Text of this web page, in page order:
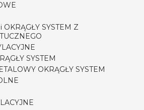
OKRĄGŁY SYSTEM Z
SYSTEM
OKRĄGŁY SYSTEM